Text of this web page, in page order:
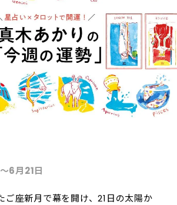
6月21日
ご座新月で幕を開け、21日の太陽か